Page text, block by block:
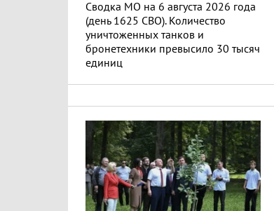
Сводка МО на 6 августа 2026 года
(день 1625 СВО). Количество
уничтоженных танков и
бронетехники превысило 30 тысяч
единиц